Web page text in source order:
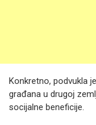
Konkretno, podvukla
građana u drugoj
socijalne beneficije.